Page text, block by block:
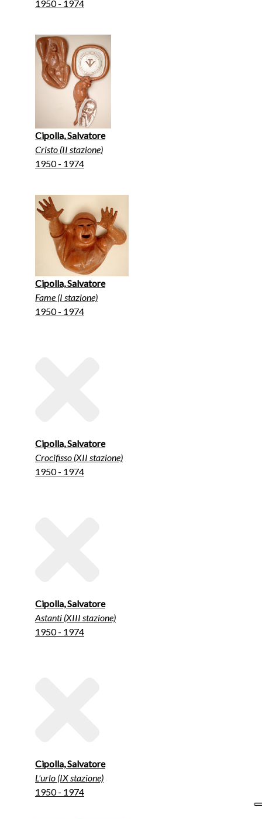
1950 - 1974
Cipolla, Salvatore
Cristo (II stazione)
1950 - 1974
Cipolla, Salvatore
Fame (I stazione)
1950 - 1974
Cipolla, Salvatore
Crocifisso (XII stazione)
1950 - 1974
Cipolla, Salvatore
Astanti (XIII stazione)
1950 - 1974
Cipolla, Salvatore
L'urlo (IX stazione)
1950 - 1974